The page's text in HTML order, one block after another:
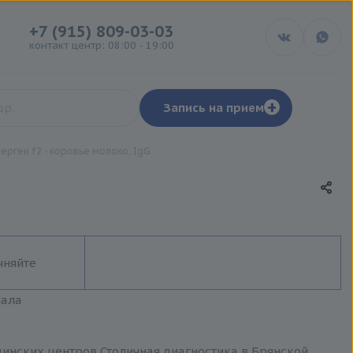
+7 (915) 809-03-03
контакт центр: 08:00 - 19:00
Запись на прием +